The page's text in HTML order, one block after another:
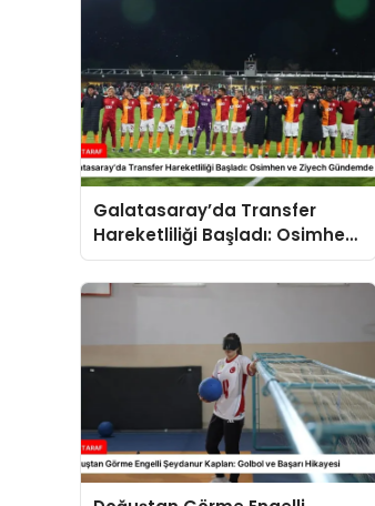
Galatasaray’da Transfer
Hareketliliği Başladı: Osimhen
ve Ziyech Gündemde